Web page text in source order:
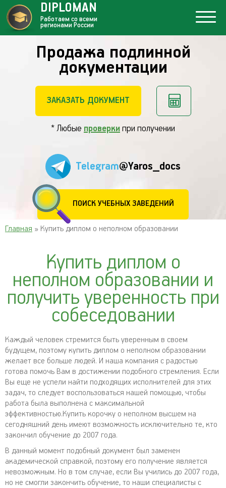
Продажа подлинной
документации
ЗАКАЗАТЬ ДОКУМЕНТ
* Любые проверки при получении
Telegram@Yaros_docs
ПОИСК УЧЕБНЫХ ЗАВЕДЕНИЙ
DIPLOMAN
Работаем со всеми
регионами России
Главная » Купить диплом о неполном образовании
Купить диплом о
неполном образовании и
получить уверенность при
собеседовании
Каждый человек стремится быть уверенным в своем
будущем, поэтому купить диплом о неполном образовании
желает все больше людей. И наша компания с радостью
готова помочь Вам в достижении подобного стремления. Если
Вы еще не успели найти подходящих исполнителей для этих
задач, то следует воспользоваться нашей помощью, чтобы
работа была выполнена с максимальной
эффективностью.Купить корочку о неполном высшем на
сегодняшний день имеют возможность исключительно те, кто
закончил обучение до 2007 года.
В данный момент подобный документ был заменен
академической справкой, поэтому его получение является
невозможным. Но в том случае, если Вы учились до 2007 года,
но не смогли закончить обучение, то наши специалисты с